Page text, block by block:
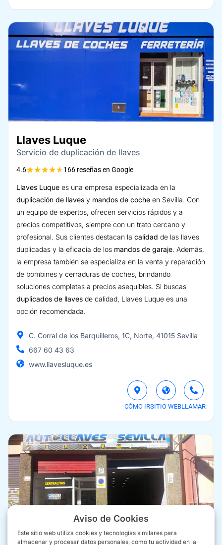
Aviso de Cookies
Este sitio web utiliza cookies y tecnologías similares para
almacenar y procesar datos personales, como tu actividad en la
Llaves Luque
Servicio de duplicación de llaves
4.6★★★★★ 166 reseñas en Google
Llaves Luque es una empresa especializada en la
duplicación de llaves y mandos de coche en Sevilla. Con
un equipo de expertos, ofrecen servicios rápidos y a
precios competitivos, siempre con un trato cercano y
profesional. Sus clientes destacan la calidad de las llaves
duplicadas y la eficacia de los mandos de garaje. Además,
la empresa también se especializa en la venta y reparación
de bombines y cerraduras de coches, brindando
soluciones completas a precios asequibles. Si buscas
duplicados de llaves de calidad, Llaves Luque es una
opción recomendada.
C. Corral de los Barquilleros, 1C, Norte, 41015 Sevilla
667 60 43 63
www.llavesluque.es
CÓMO IRSITIO WEBLLAMAR